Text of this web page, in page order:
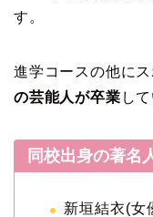
す。
進学コースの他に
の芸能人が卒業 し
同校出身の著名
新垣結衣(女